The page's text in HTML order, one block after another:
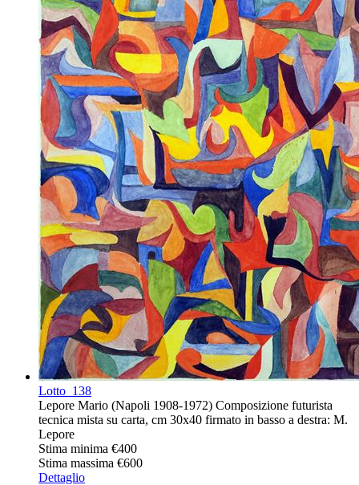
Lotto 138
Lepore Mario (Napoli 1908-1972) Composizione futurista
tecnica mista su carta, cm 30x40 firmato in basso a destra: M.
Lepore
Stima minima €400
Stima massima €600
Dettaglio